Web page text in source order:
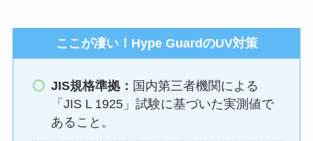
ここが凄い！Hype GuardのUV対策
JIS規格準拠： 国内第三者機関による
「JIS L 1925」試験に基づいた実測値で
あること。